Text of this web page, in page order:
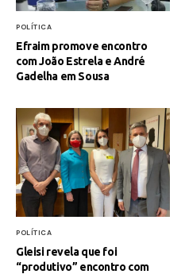
POLÍTICA
Efraim promove encontro
com João Estrela e André
Gadelha em Sousa
POLÍTICA
Gleisi revela que foi
“produtivo” encontro com